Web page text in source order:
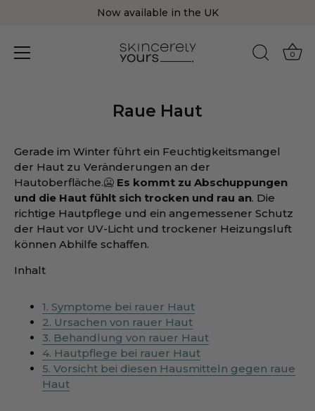
Now available in the UK
0
Raue Haut
Gerade im Winter führt ein Feuchtigkeitsmangel
der Haut zu Veränderungen an der
Hautoberfläche.🥶 Es kommt zu Abschuppungen
und die Haut fühlt sich trocken und rau an. Die
richtige Hautpflege und ein angemessener Schutz
der Haut vor UV-Licht und trockener Heizungsluft
können Abhilfe schaffen.
Inhalt
1. Symptome bei rauer Haut
2. Ursachen von rauer Haut
3. Behandlung von rauer Haut
4. Hautpflege bei rauer Haut
5. Vorsicht bei diesen Hausmitteln gegen raue
Haut